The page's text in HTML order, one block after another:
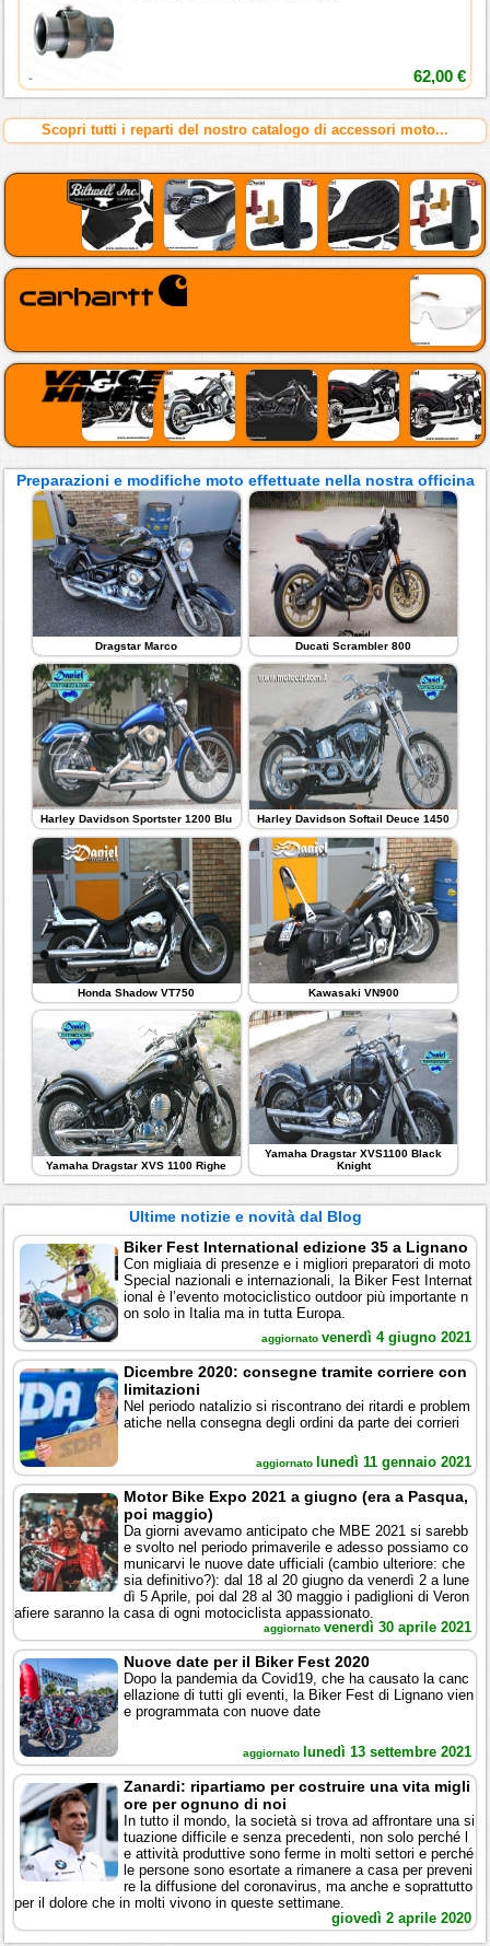
62,00 €
Scopri tutti i reparti del nostro catalogo di accessori moto...
Preparazioni e modifiche moto effettuate nella nostra officina
Dragstar Marco Ducati Scrambler 800
Harley Davidson Sportster 1200 Blu Harley Davidson Softail Deuce 1450
Honda Shadow VT750 Kawasaki VN900
Yamaha Dragstar XVS 1100 Righe
Yamaha Dragstar XVS1100 Black
Knight
Ultime notizie e novità dal Blog
Biker Fest International edizione 35 a Lignano
Con migliaia di presenze e i migliori preparatori di moto
Special nazionali e internazionali, la Biker Fest Internat
ional è l’evento motociclistico outdoor più importante n
on solo in Italia ma in tutta Europa.
aggiornato venerdì 4 giugno 2021
Dicembre 2020: consegne tramite corriere con
limitazioni
Nel periodo natalizio si riscontrano dei ritardi e problem
atiche nella consegna degli ordini da parte dei corrieri
aggiornato lunedì 11 gennaio 2021
Motor Bike Expo 2021 a giugno (era a Pasqua,
poi maggio)
Da giorni avevamo anticipato che MBE 2021 si sarebb
e svolto nel periodo primaverile e adesso possiamo co
municarvi le nuove date ufficiali (cambio ulteriore: che
sia definitivo?): dal 18 al 20 giugno da venerdì 2 a lune
dì 5 Aprile, poi dal 28 al 30 maggio i padiglioni di Veron
afiere saranno la casa di ogni motociclista appassionato.
aggiornato venerdì 30 aprile 2021
Nuove date per il Biker Fest 2020
Dopo la pandemia da Covid19, che ha causato la canc
ellazione di tutti gli eventi, la Biker Fest di Lignano vien
e programmata con nuove date
aggiornato lunedì 13 settembre 2021
Zanardi: ripartiamo per costruire una vita migli
ore per ognuno di noi
In tutto il mondo, la società si trova ad affrontare una si
tuazione difficile e senza precedenti, non solo perché l
e attività produttive sono ferme in molti settori e perché
le persone sono esortate a rimanere a casa per preveni
re la diffusione del coronavirus, ma anche e soprattutto
per il dolore che in molti vivono in queste settimane.
giovedì 2 aprile 2020